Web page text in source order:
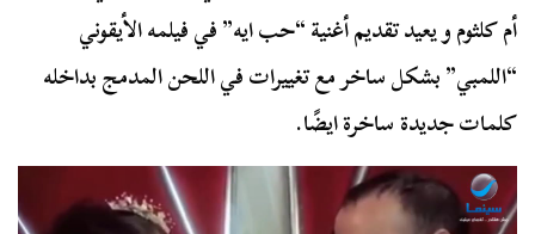
أم كلثوم و يعيد تقديم أغنية “حب ايه” في فيلمه الأيقوني
“اللمبي” بشكل ساخر مع تغييرات في اللحن المدمج بداخله
كلمات جديدة ساخرة ايضًا.